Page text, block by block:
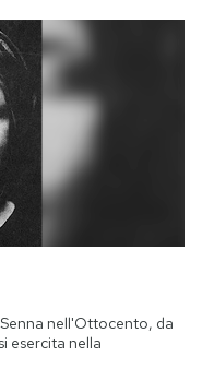
nell'Ottocento, da
esercita nella